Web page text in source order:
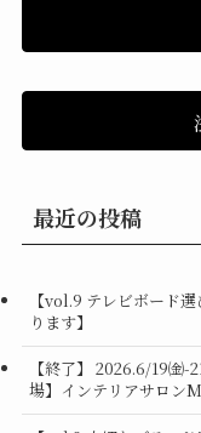
最近の投稿
【vol.9 テレビボード
ります】
【終了】 2026.6/19㈮
場】インテリアサロン